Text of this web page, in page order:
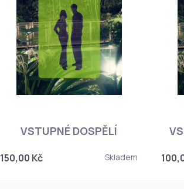
VSTUPNÉ DOSPĚLÍ
150,00 Kč Skladem